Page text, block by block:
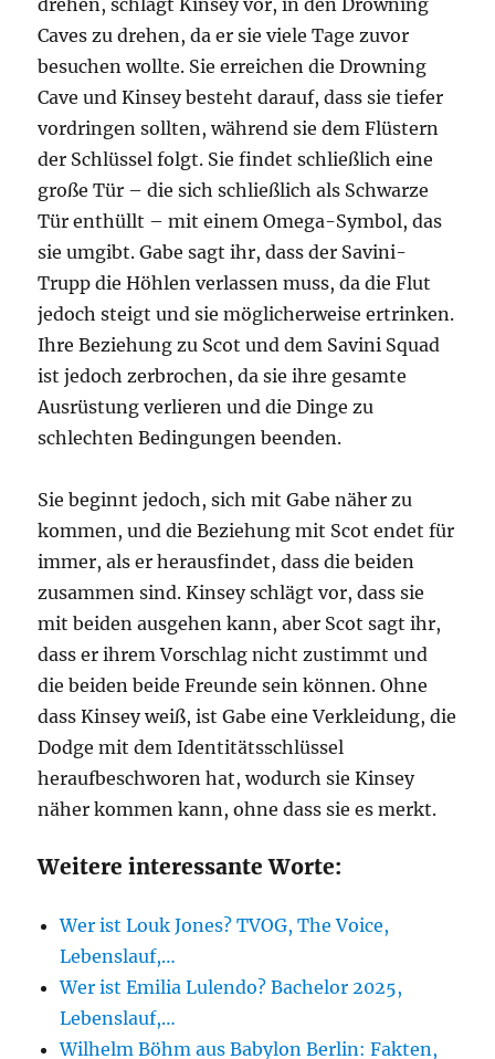
drehen, schlägt Kinsey vor, in den Drowning
Caves zu drehen, da er sie viele Tage zuvor
besuchen wollte. Sie erreichen die Drowning
Cave und Kinsey besteht darauf, dass sie tiefer
vordringen sollten, während sie dem Flüstern
der Schlüssel folgt. Sie findet schließlich eine
große Tür – die sich schließlich als Schwarze
Tür enthüllt – mit einem Omega-Symbol, das
sie umgibt. Gabe sagt ihr, dass der Savini-
Trupp die Höhlen verlassen muss, da die Flut
jedoch steigt und sie möglicherweise ertrinken.
Ihre Beziehung zu Scot und dem Savini Squad
ist jedoch zerbrochen, da sie ihre gesamte
Ausrüstung verlieren und die Dinge zu
schlechten Bedingungen beenden.
Sie beginnt jedoch, sich mit Gabe näher zu
kommen, und die Beziehung mit Scot endet für
immer, als er herausfindet, dass die beiden
zusammen sind. Kinsey schlägt vor, dass sie
mit beiden ausgehen kann, aber Scot sagt ihr,
dass er ihrem Vorschlag nicht zustimmt und
die beiden beide Freunde sein können. Ohne
dass Kinsey weiß, ist Gabe eine Verkleidung, die
Dodge mit dem Identitätsschlüssel
heraufbeschworen hat, wodurch sie Kinsey
näher kommen kann, ohne dass sie es merkt.
Weitere interessante Worte:
Wer ist Louk Jones? TVOG, The Voice,
Lebenslauf,…
Wer ist Emilia Lulendo? Bachelor 2025,
Lebenslauf,…
Wilhelm Böhm aus Babylon Berlin: Fakten,